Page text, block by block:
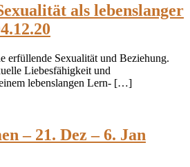
als lebenslanger
erfüllende Sexualität und Beziehung.
Liebesfähigkeit und
lebenslangen Lern- […]
– 21. Dez – 6. Jan